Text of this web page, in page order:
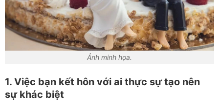
Ảnh minh họa.
1. Việc bạn kết hôn với ai thực sự tạo nên
sự khác biệt